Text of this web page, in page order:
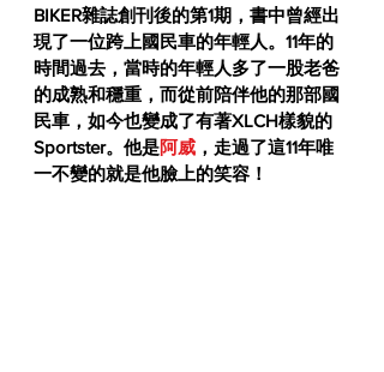
BIKER雜誌創刊後的第1期，書中曾經出
現了一位跨上國民車的年輕人。11年的
時間過去，當時的年輕人多了一股老爸
的成熟和穩重，而從前陪伴他的那部國
民車，如今也變成了有著XLCH樣貌的
Sportster。他是阿威 ，走過了這11年唯
一不變的就是他臉上的笑容！